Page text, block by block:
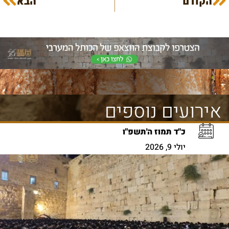
אירועים נוספים
כ"ד תמוז ה'תשפ"ו
יולי 9, 2026